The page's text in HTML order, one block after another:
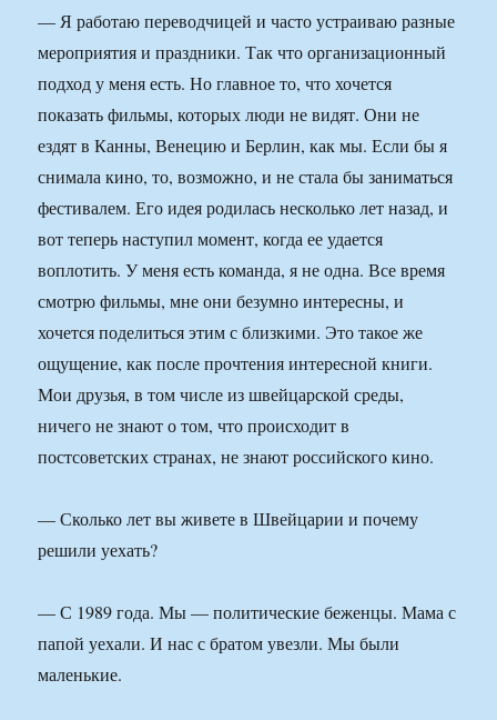
— Я работаю переводчицей и часто устраиваю разные
мероприятия и праздники. Так что организационный
подход у меня есть. Но главное то, что хочется
показать фильмы, которых люди не видят. Они не
ездят в Канны, Венецию и Берлин, как мы. Если бы я
снимала кино, то, возможно, и не стала бы заниматься
фестивалем. Его идея родилась несколько лет назад, и
вот теперь наступил момент, когда ее удается
воплотить. У меня есть команда, я не одна. Все время
смотрю фильмы, мне они безумно интересны, и
хочется поделиться этим с близкими. Это такое же
ощущение, как после прочтения интересной книги.
Мои друзья, в том числе из швейцарской среды,
ничего не знают о том, что происходит в
постсоветских странах, не знают российского кино.
— Сколько лет вы живете в Швейцарии и почему
решили уехать?
— С 1989 года. Мы — политические беженцы. Мама с
папой уехали. И нас с братом увезли. Мы были
маленькие.